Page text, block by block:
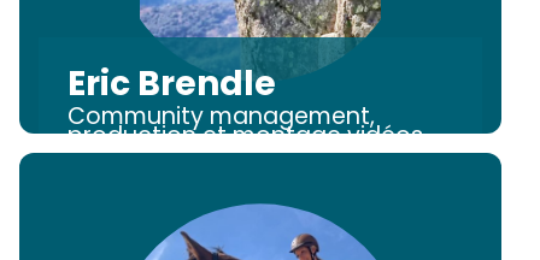
Eric Brendle
Community management,
production et montage vidéos